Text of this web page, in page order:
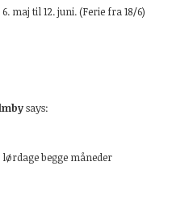
maj til 12. juni. (Ferie fra 18/6)
says:
begge måneder